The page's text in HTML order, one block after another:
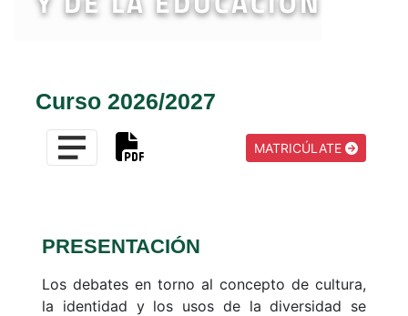
Curso 2026/2027
MATRICÚLATE
PRESENTACIÓN
Los debates en torno al concepto de cultura,
la identidad y los usos de la diversidad se